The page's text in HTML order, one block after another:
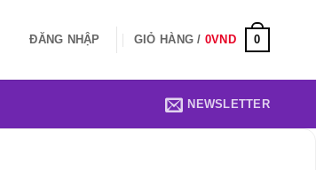
ĐĂNG NHẬP GIỎ HÀNG / 0VND 0
NEWSLETTER